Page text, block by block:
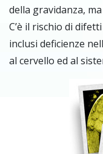
della gravidanza,
C’è il rischio di
inclusi deficienze
al cervello ed al